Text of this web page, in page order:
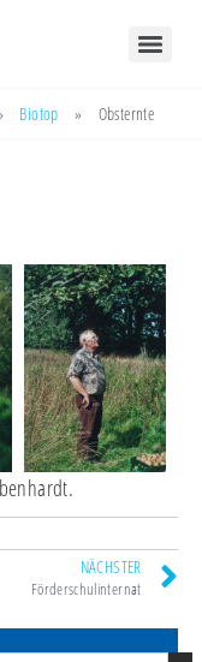
Biotop » Obsternte
NÄCHSTER
Förderschulinternat